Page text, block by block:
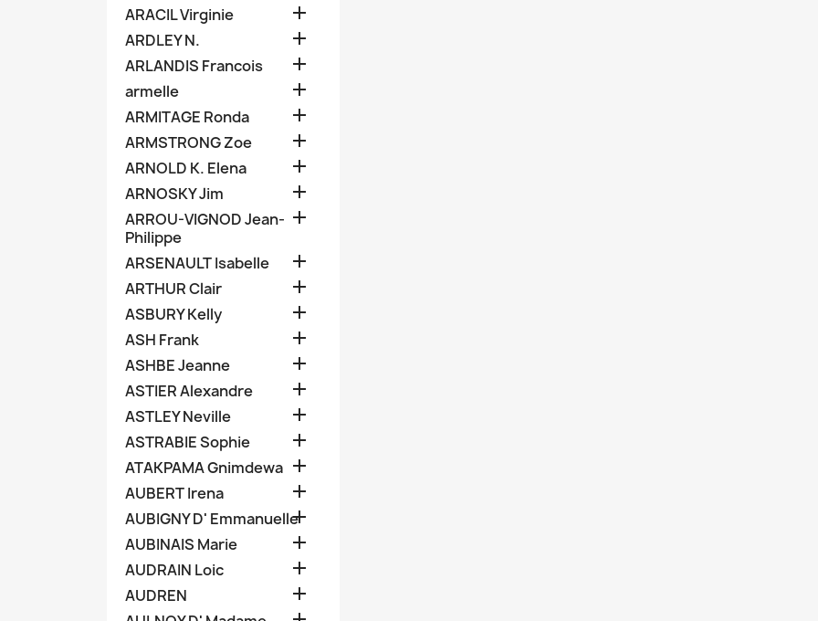
ARACIL Virginie 
ARDLEY N. 
ARLANDIS Francois 
armelle 
ARMITAGE Ronda 
ARMSTRONG Zoe 
ARNOLD K. Elena 
ARNOSKY Jim 
ARROU-VIGNOD Jean-
Philippe

ARSENAULT Isabelle 
ARTHUR Clair 
ASBURY Kelly 
ASH Frank 
ASHBE Jeanne 
ASTIER Alexandre 
ASTLEY Neville 
ASTRABIE Sophie 
ATAKPAMA Gnimdewa 
AUBERT Irena 
AUBIGNY D' Emmanuelle
AUBINAIS Marie 
AUDRAIN Loic 
AUDREN 